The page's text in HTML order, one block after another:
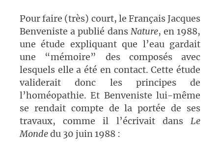
Pour faire (très) court, le Français Jacques
Benveniste a publié dans Nature, en 1988,
une étude expliquant que l’eau gardait
une “mémoire” des composés avec
lesquels elle a été en contact. Cette étude
validerait donc les principes de
l’homéopathie. Et Benveniste lui-même
se rendait compte de la portée de ses
travaux, comme il l’écrivait dans Le
Mondedu 30 juin 1988 :